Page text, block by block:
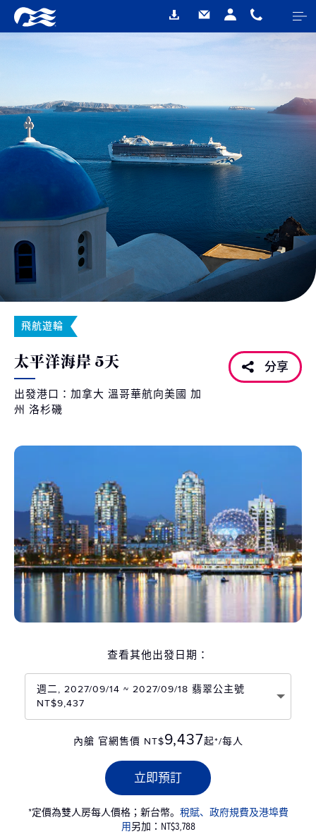
飛航遊輪
太平洋海岸 5天
出發港口：加拿大 溫哥華航向美國 加
州 洛杉磯
分享
查看其他出發日期：
週二, 2027/09/14 ~ 2027/09/18 翡翠公主號
NT$9,437
內艙 官網售價 NT$9,437起*/每人
立即預訂
*定價為雙人房每人價格；新台幣。 稅賦、政府規費及港埠費
用另加：NT$3,788